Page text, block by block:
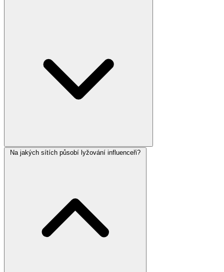
Na jakých sítích působí lyžování influenceři?